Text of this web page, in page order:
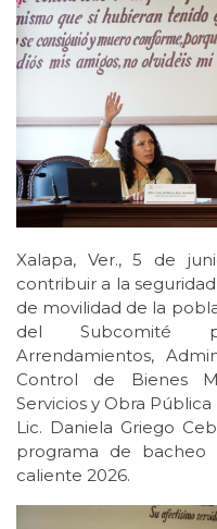
Xalapa, Ver., 5 de
contribuir a la
de movilidad de la
del Subcomité
Arrendamientos,
Control de Bienes
Servicios y Obra
Lic. Daniela Griego
programa de
caliente 2026.